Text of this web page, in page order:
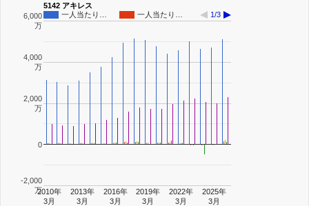
5142 アキレス
一人当たり…
一人当たり… 1/3
2010年
3月
2013年
3月
2016年
3月
2019年
3月
2022年
3月
2025年
3月
-2,000
万
0
2,000
万
4,000
万
6,000
万